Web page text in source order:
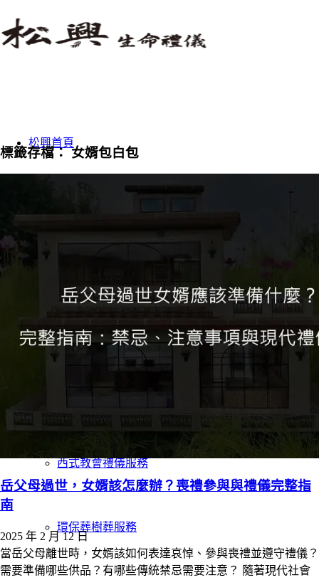
松興首頁
服務項目
西式教會禮儀服務
環保葬樹葬服務
標籤存檔：女婿包白包
岳父母過世，女婿該怎麼辦？喪禮參與與禮儀完整指
南
2025 年 2 月 12 日
當岳父母離世時，女婿該如何表達哀悼、參與喪禮並遵守禮儀？
需要準備哪些供品？有哪些傳統禁忌需要注意？ 隨著現代社會